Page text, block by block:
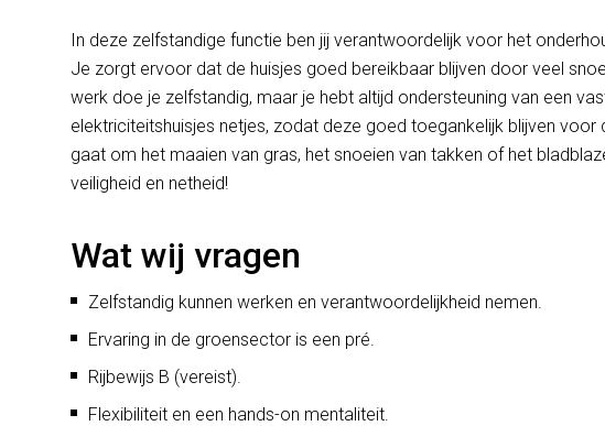
In deze zelfstandige functie ben jij verantwoordelijk voor het
Je zorgt ervoor dat de huisjes goed bereikbaar blijven door veel
werk doe je zelfstandig, maar je hebt altijd ondersteuning van een
elektriciteitshuisjes netjes, zodat deze goed toegankelijk blijven voor
gaat om het maaien van gras, het snoeien van takken of het
veiligheid en netheid!
Wat wij vragen
Zelfstandig kunnen werken en verantwoordelijkheid nemen.
Ervaring in de groensector is een pré.
Rijbewijs B (vereist).
Flexibiliteit en een hands-on mentaliteit.